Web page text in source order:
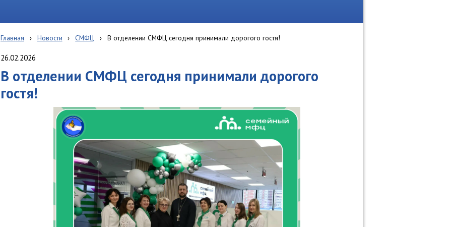
Главная › Новости › СМФЦ › В отделении СМФЦ сегодня принимали дорогого гостя!
26.02.2026
В отделении СМФЦ сегодня принимали дорогого
гостя!